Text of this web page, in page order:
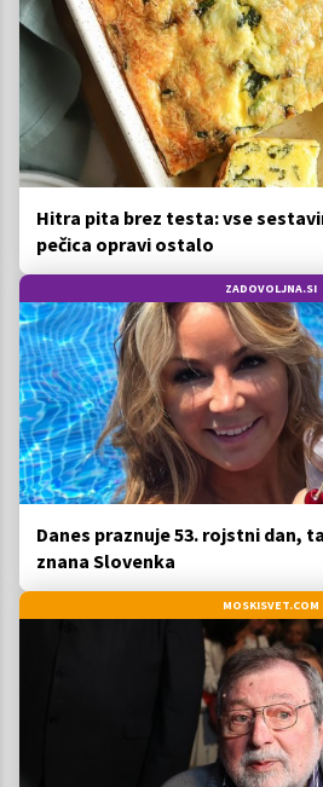
Hitra pita brez testa: vse
pečica opravi ostalo
ZADOVOLJNA.SI
Danes praznuje 53. rojstni dan,
znana Slovenka
MOSKISVET.COM